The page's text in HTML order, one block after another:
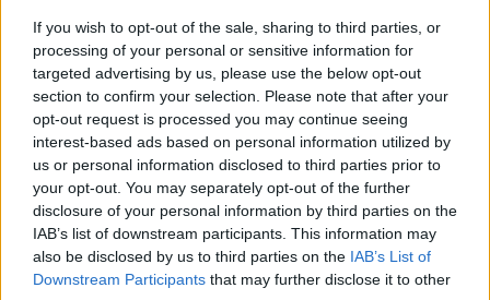
If you wish to opt-out of the sale, sharing to third parties, or
processing of your personal or sensitive information for
targeted advertising by us, please use the below opt-out
section to confirm your selection. Please note that after your
opt-out request is processed you may continue seeing
interest-based ads based on personal information utilized by
us or personal information disclosed to third parties prior to
your opt-out. You may separately opt-out of the further
disclosure of your personal information by third parties on the
IAB’s list of downstream participants. This information may
also be disclosed by us to third parties on the IAB’s List of
Downstream Participants that may further disclose it to other
@_akos:
Igazad van, és én vagyok az egyik aki folyamatosan
szóváteszi a sebességet.
Nézd az én szememmel: használnék valamit, amire
még a fejlesztők is azt mondják, hogy valóban lassú
-de a hirdetések miatt.
Tehát NEM ingyenes. Akkor milyen vasról beszélünk?
VAN bevétel. És mint felhasználót -pl. engem-
nagyon nem izgat, hogy mennyi servert kell
vennetek, hogy símán menjen.